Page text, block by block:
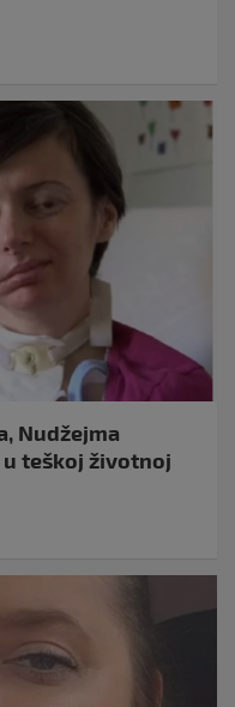
Nudžejma
teškoj životnoj